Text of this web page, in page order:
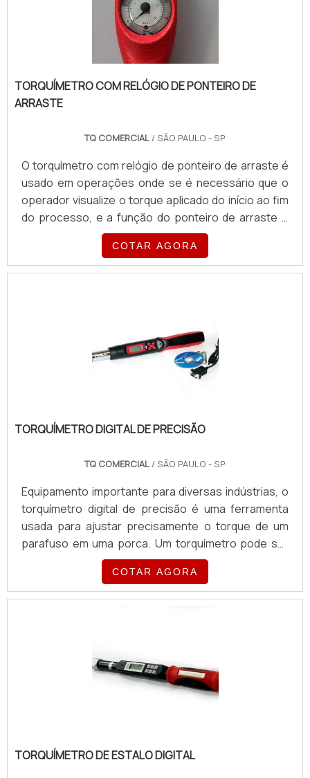
TORQUÍMETRO COM RELÓGIO DE PONTEIRO DE
ARRASTE
TQ COMERCIAL / SÃO PAULO - SP
O torquímetro com relógio de ponteiro de arraste é
usado em operações onde se é necessário que o
operador visualize o torque aplicado do início ao fim
do processo, e a função do ponteiro de arraste é
servir de memória visual que indica com precisão o
torque aplicado.Há torquímetro com relógio ponteiro
de arraste que são equipados com outras formas de
COTAR AGORA
TORQUÍMETRO DIGITAL DE PRECISÃO
TQ COMERCIAL / SÃO PAULO - SP
Equipamento importante para diversas indústrias, o
torquímetro digital de precisão é uma ferramenta
usada para ajustar precisamente o torque de um
parafuso em uma porca. Um torquímetro pode ser
equipado com ponteiro de arraste (memória visual
que indica o torque aplicado), sinal luminoso e
sonoro. O produto é usado em operações onde o
ponta há um quadrado.
COTAR AGORA
TORQUÍMETRO DE ESTALO DIGITAL